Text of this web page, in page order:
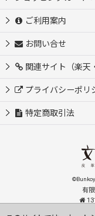
ご利用案内
お問い合せ
関連サイト（楽天
プライバシーポリ
特定商取引法
有